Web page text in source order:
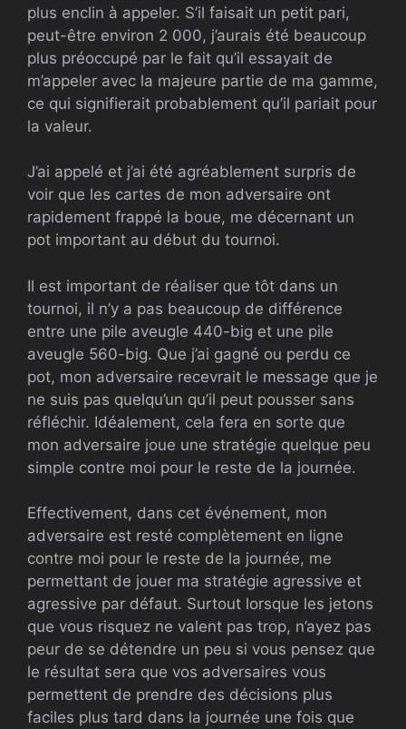
plus enclin à appeler. S’il faisait un petit pari,
peut-être environ 2 000, j’aurais été beaucoup
plus préoccupé par le fait qu’il essayait de
m’appeler avec la majeure partie de ma gamme,
ce qui signifierait probablement qu’il pariait pour
la valeur.
J’ai appelé et j’ai été agréablement surpris de
voir que les cartes de mon adversaire ont
rapidement frappé la boue, me décernant un
pot important au début du tournoi.
Il est important de réaliser que tôt dans un
tournoi, il n’y a pas beaucoup de différence
entre une pile aveugle 440-big et une pile
aveugle 560-big. Que j’ai gagné ou perdu ce
pot, mon adversaire recevrait le message que je
ne suis pas quelqu’un qu’il peut pousser sans
réfléchir. Idéalement, cela fera en sorte que
mon adversaire joue une stratégie quelque peu
simple contre moi pour le reste de la journée.
Effectivement, dans cet événement, mon
adversaire est resté complètement en ligne
contre moi pour le reste de la journée, me
permettant de jouer ma stratégie agressive et
agressive par défaut. Surtout lorsque les jetons
que vous risquez ne valent pas trop, n’ayez pas
peur de se détendre un peu si vous pensez que
le résultat sera que vos adversaires vous
permettent de prendre des décisions plus
faciles plus tard dans la journée une fois que